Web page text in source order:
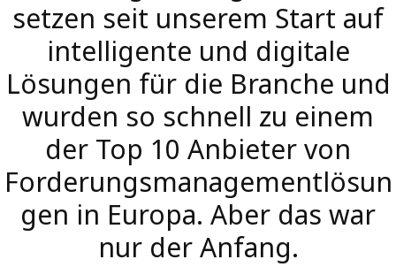
setzen seit unserem Start auf
intelligente und digitale
Lösungen für die Branche und
wurden so schnell zu einem
der Top 10 Anbieter von
Forderungsmanagementlösun
gen in Europa. Aber das war
nur der Anfang.